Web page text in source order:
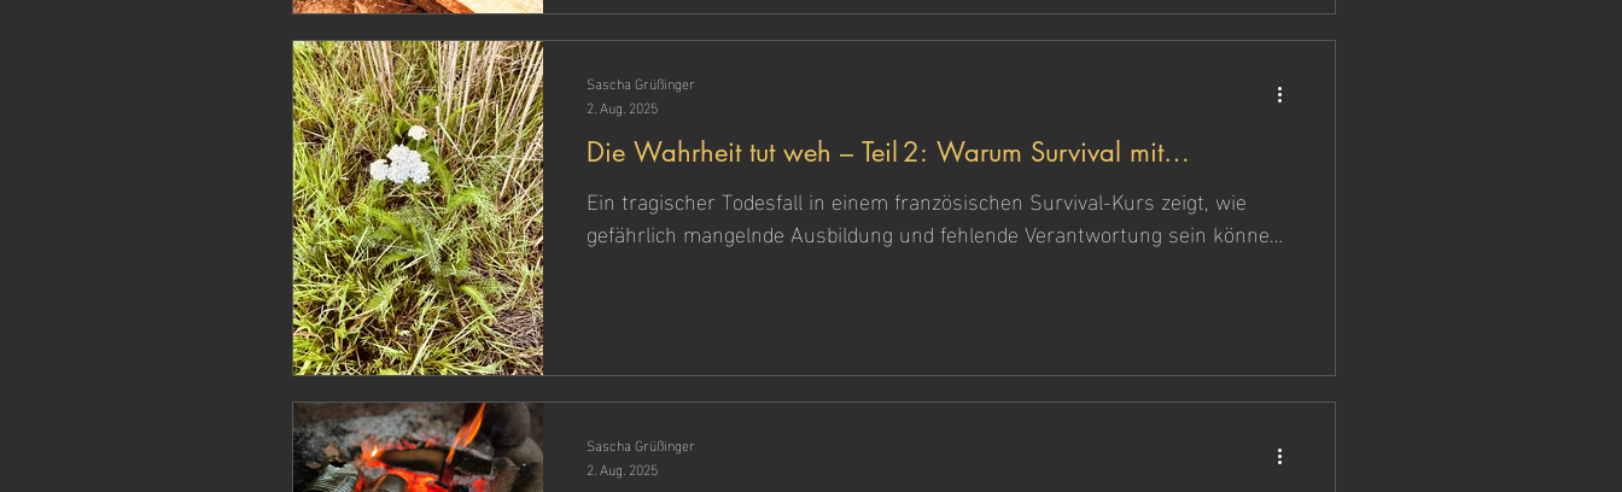
Die Wahrheit tut weh – Teil 2: Warum Survival mit
Verantwortung überlebenswichtig ist
Ein tragischer Todesfall in einem französischen Survival-Kurs zeigt, wie
gefährlich mangelnde Ausbildung und fehlende Verantwortung sein können.
Sascha Grüßinger
2. Aug. 2025
Sascha Grüßinger
2. Aug. 2025